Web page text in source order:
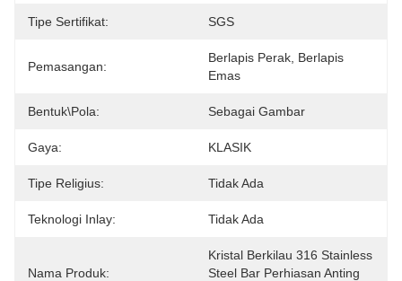
Tipe Sertifikat: SGS
Pemasangan:
Berlapis Perak, Berlapis
Emas
Bentuk\pola: Sebagai Gambar
Gaya: KLASIK
Tipe Religius: Tidak Ada
Teknologi Inlay: Tidak Ada
Nama Produk:
Kristal Berkilau 316 Stainless
Steel Bar Perhiasan Anting